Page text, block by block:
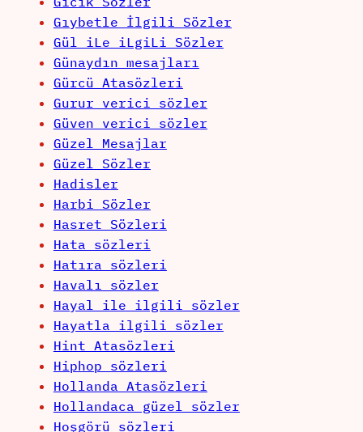
Gıybetle İlgili Sözler
Gül iLe iLgiLi Sözler
Günaydın mesajları
Gürcü Atasözleri
Gurur verici sözler
Güven verici sözler
Güzel Mesajlar
Güzel Sözler
Hadisler
Harbi Sözler
Hasret Sözleri
Hata sözleri
Hatıra sözleri
Havalı sözler
Hayal ile ilgili sözler
Hayatla ilgili sözler
Hint Atasözleri
Hiphop sözleri
Hollanda Atasözleri
Hollandaca güzel sözler
Hoşgörü sözleri